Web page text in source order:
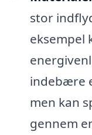
stor
eksempel
indebære
men kan
gennem